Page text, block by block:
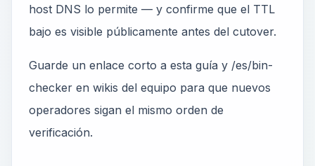
host DNS lo permite — y confirme que el TTL
bajo es visible públicamente antes del cutover.
Guarde un enlace corto a esta guía y /es/bin-
checker en wikis del equipo para que nuevos
operadores sigan el mismo orden de
verificación.